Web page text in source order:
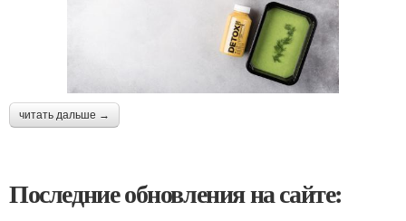
читать дальше →
Последние обновления на сайте: